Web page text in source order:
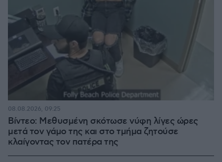
Βίντεο: Μεθυσμένη σκότωσε νύφη λίγες ώρες
μετά τον γάμο της και στο τμήμα ζητούσε
κλαίγοντας τον πατέρα της
08.08.2026, 09:25